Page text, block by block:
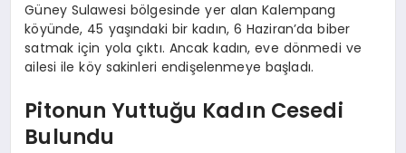
Güney Sulawesi bölgesinde yer alan Kalempang
köyünde, 45 yaşındaki bir kadın, 6 Haziran’da biber
satmak için yola çıktı. Ancak kadın, eve dönmedi ve
ailesi ile köy sakinleri endişelenmeye başladı.
Pitonun Yuttuğu Kadın Cesedi
Bulundu